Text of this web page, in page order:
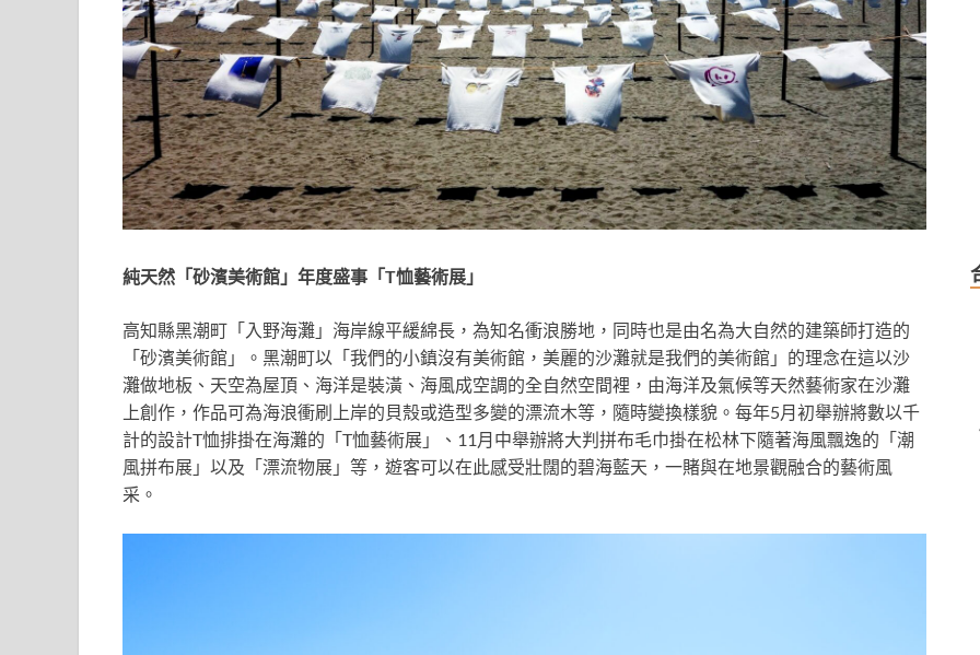
純天然「砂濱美術館」年度盛事「T恤藝術展」
高知縣黑潮町「入野海灘」海岸線平緩綿長，為知名衝浪勝地，同時也是由名為大自然的建築師打造的
「砂濱美術館」。黑潮町以「我們的小鎮沒有美術館，美麗的沙灘就是我們的美術館」的理念在這以沙
灘做地板、天空為屋頂、海洋是裝潢、海風成空調的全自然空間裡，由海洋及氣候等天然藝術家在沙灘
上創作，作品可為海浪衝刷上岸的貝殼或造型多變的漂流木等，隨時變換樣貌。每年5月初舉辦將數以千
計的設計T恤排掛在海灘的「T恤藝術展」、11月中舉辦將大判拼布毛巾掛在松林下隨著海風飄逸的「潮
風拼布展」以及「漂流物展」等，遊客可以在此感受壯闊的碧海藍天，一賭與在地景觀融合的藝術風
采。